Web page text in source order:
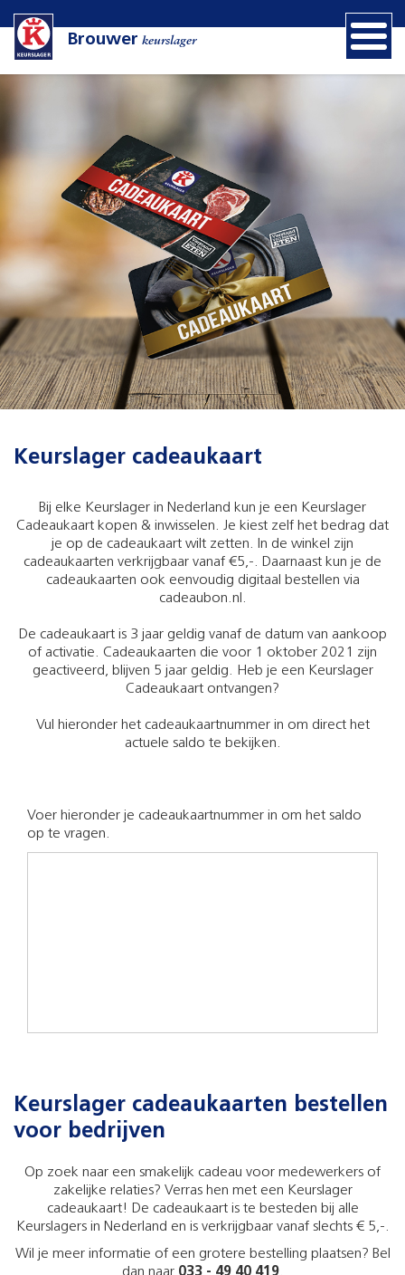
Brouwer keurslager
Keurslager cadeaukaart
Bij elke Keurslager in Nederland kun je een Keurslager
Cadeaukaart kopen & inwisselen. Je kiest zelf het bedrag dat
je op de cadeaukaart wilt zetten. In de winkel zijn
cadeaukaarten verkrijgbaar vanaf €5,-. Daarnaast kun je de
cadeaukaarten ook eenvoudig digitaal bestellen via
cadeaubon.nl.
De cadeaukaart is 3 jaar geldig vanaf de datum van aankoop
of activatie. Cadeaukaarten die voor 1 oktober 2021 zijn
geactiveerd, blijven 5 jaar geldig. Heb je een Keurslager
Cadeaukaart ontvangen?
Vul hieronder het cadeaukaartnummer in om direct het
actuele saldo te bekijken.
Voer hieronder je cadeaukaartnummer in om het saldo
op te vragen.
Keurslager cadeaukaarten bestellen
voor bedrijven
Op zoek naar een smakelijk cadeau voor medewerkers of
zakelijke relaties? Verras hen met een Keurslager
cadeaukaart! De cadeaukaart is te besteden bij alle
Keurslagers in Nederland en is verkrijgbaar vanaf slechts € 5,-.
Wil je meer informatie of een grotere bestelling plaatsen? Bel